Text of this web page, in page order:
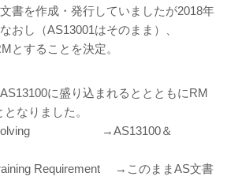
書を作成・発行していましたが2018年
おし（AS13001はそのまま）、
とすることを決定。
に盛り込まれるととともにRM
なりました。
Solving →AS13100＆
Requirement →このままAS文書